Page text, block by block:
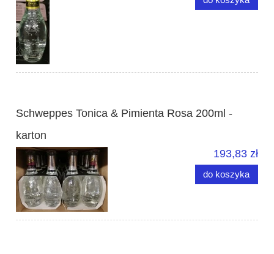
Schweppes Tonica & Pimienta Rosa 200ml -
karton
193,83 zł
do koszyka